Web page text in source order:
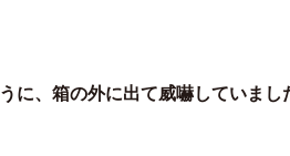
に、箱の外に出て威嚇していまし